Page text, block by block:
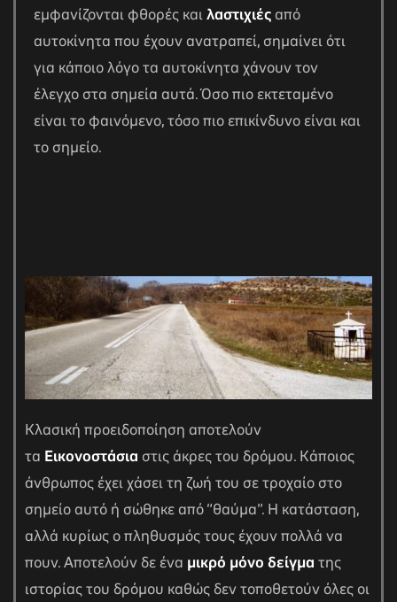
εμφανίζονται φθορές καιλαστιχιές από
αυτοκίνητα που έχουν ανατραπεί, σημαίνει ότι
για κάποιο λόγο τα αυτοκίνητα χάνουν τον
έλεγχο στα σημεία αυτά. Όσο πιο εκτεταμένο
είναι το φαινόμενο, τόσο πιο επικίνδυνο είναι και
το σημείο.
Κλασική προειδοποίηση αποτελούν
τα Εικονοστάσια στις άκρες του δρόμου. Κάποιος
άνθρωπος έχει χάσει τη ζωή του σε τροχαίο στο
σημείο αυτό ή σώθηκε από “θαύμα”. Η κατάσταση,
αλλά κυρίως ο πληθυσμός τους έχουν πολλά να
πουν. Αποτελούν δε ένα μικρό μόνο δείγμα της
ιστορίας του δρόμου καθώς δεν τοποθετούν όλες οι